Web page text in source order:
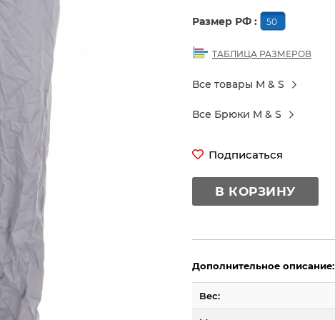
Размер РФ : 50
ТАБЛИЦА РАЗМЕРОВ
Все товары M & S
Все Брюки M & S
Подписаться
В КОРЗИНУ
Дополнительное описание:
Вес: